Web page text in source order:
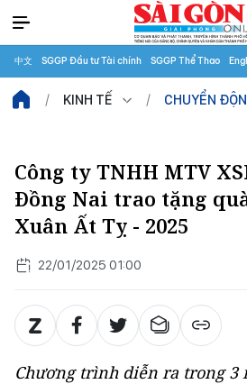
中文 SGGP Đầu tư Tài chính SGGP Thể Thao
KINH TẾ CHUYỂN
Công ty TNHH MTV
Đồng Nai trao tặng
Xuân Ất Tỵ - 2025
22/01/2025 01:00
Chương trình diễn ra trong 3